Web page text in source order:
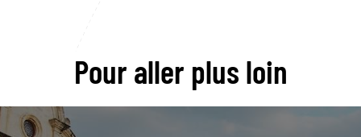
Pour aller plus loin